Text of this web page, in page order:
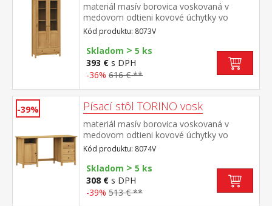
materiál masív borovica voskovaná v
medovom odtieni kovové úchytky vo
farebnom prevedení černená mosadz dvoje
čiastočne presklené dvere, tri police jedna
zásuvka s kovovými pojazdmi
Kód produktu: 8073V
Skladom > 5 ks
393 € s DPH
-36% 616 € **
-39% Písací stôl TORINO vosk
materiál masív borovica voskovaná v
medovom odtieni kovové úchytky vo
farebnom prevedení černená mosadz 2
otvorené police, 1 dvierka a 3 zásuvky s
kovovými pojazdmi
Kód produktu: 8074V
Skladom > 5 ks
308 € s DPH
-39% 513 € **